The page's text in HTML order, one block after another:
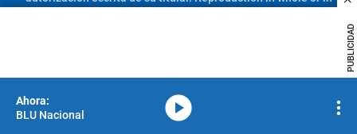
PUBLICIDAD
BLU Nacional